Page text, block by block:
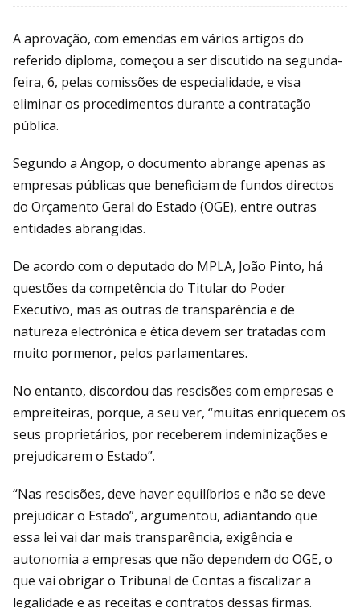
A aprovação, com emendas em vários artigos do
referido diploma, começou a ser discutido na segunda-
feira, 6, pelas comissões de especialidade, e visa
eliminar os procedimentos durante a contratação
pública.
Segundo a Angop, o documento abrange apenas as
empresas públicas que beneficiam de fundos directos
do Orçamento Geral do Estado (OGE), entre outras
entidades abrangidas.
De acordo com o deputado do MPLA, João Pinto, há
questões da competência do Titular do Poder
Executivo, mas as outras de transparência e de
natureza electrónica e ética devem ser tratadas com
muito pormenor, pelos parlamentares.
No entanto, discordou das rescisões com empresas e
empreiteiras, porque, a seu ver, “muitas enriquecem os
seus proprietários, por receberem indeminizações e
prejudicarem o Estado”.
“Nas rescisões, deve haver equilíbrios e não se deve
prejudicar o Estado”, argumentou, adiantando que
essa lei vai dar mais transparência, exigência e
autonomia a empresas que não dependem do OGE, o
que vai obrigar o Tribunal de Contas a fiscalizar a
legalidade e as receitas e contratos dessas firmas.